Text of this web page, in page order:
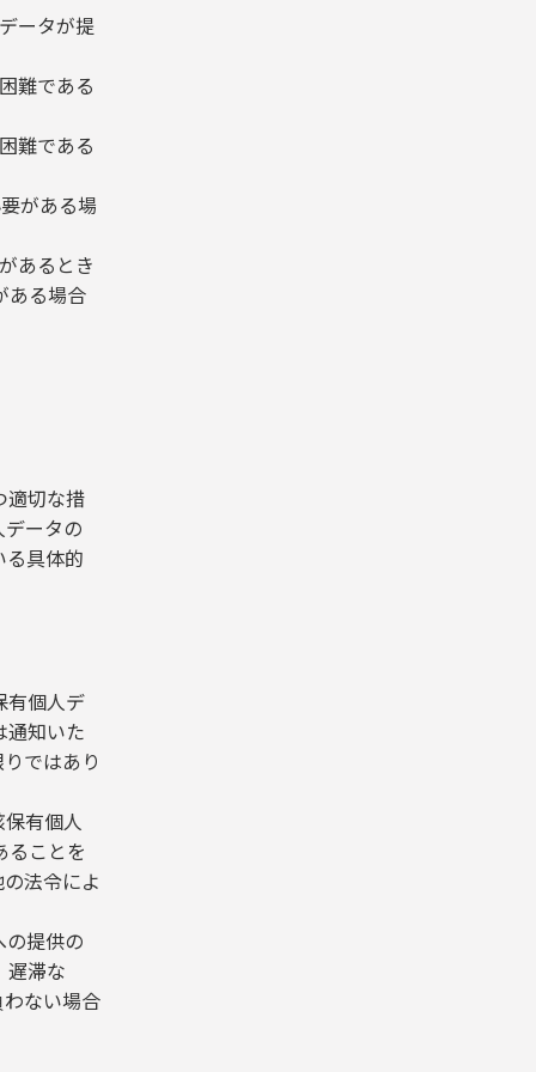
ータが提
難である
難である
がある場
あるとき
ある場合
適切な措
ータの
具体的
有個人デ
通知いた
ではあり
有個人
ることを
法令によ
の提供の
遅滞な
ない場合